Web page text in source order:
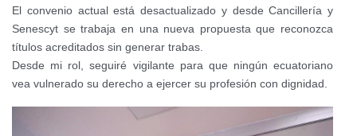
El convenio actual está desactualizado y desde Cancillería y
Senescyt se trabaja en una nueva propuesta que reconozca
títulos acreditados sin generar trabas.
Desde mi rol, seguiré vigilante para que ningún ecuatoriano
vea vulnerado su derecho a ejercer su profesión con dignidad.